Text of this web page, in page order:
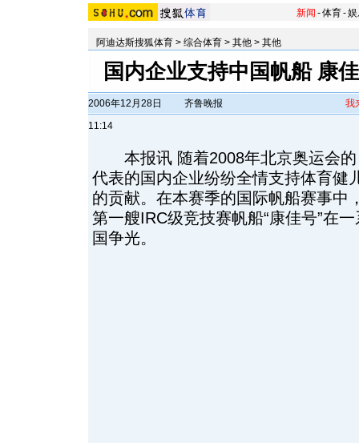
新闻 -体育-
阿迪达斯搜狐体育 > 综合体育 > 其他 > 其他
国内企业支持中国帆船 康
2006年12月28日
11:14
齐鲁晚报 我
本报讯 随着2008年北京奥运会的
代表的国内企业纷纷全情支持体育健
的贡献。在本赛季的国际帆船赛事中
第一艘IRC级竞技赛帆船“康佳号”在
国争光。